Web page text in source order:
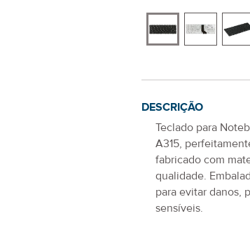
DESCRIÇÃO
Teclado para
A315,
fabricado com
qualidade.
para evitar danos,
sensíveis.